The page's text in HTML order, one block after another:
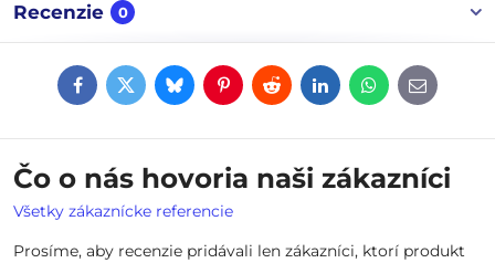
Recenzie 0
FacebookTwitterBlueskyPinterestRedditLinkedInWhatsApp
E-
mail
Čo o nás hovoria naši zákazníci
Všetky zákaznícke referencie
Prosíme, aby recenzie pridávali len zákazníci, ktorí produkt